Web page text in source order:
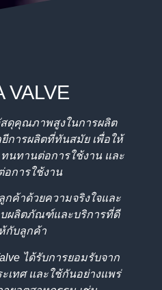
VALVE
สดุคุณภาพสูงในการผลิต
การผลิตที่ทันสมัย เพื่อให้
นทานต่อการใช้งาน และ
อการใช้งาน
กค้าด้วยความจริงใจและ
บผลิตภัณฑ์และบริการที่ดี
กับลูกค้า
ได้รับการยอมรับจาก
เทศ และใช้กันอย่างแพร่